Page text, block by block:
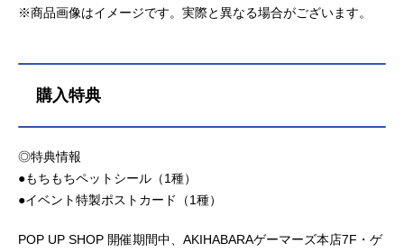
※商品画像はイメージです。実際と異なる場合がございます。
購入特典
◎特典情報
●もちもちペットシール（1種）
●イベント特製ポストカード（1種）
POP UP SHOP 開催期間中、AKIHABARAゲーマーズ本店7F・ゲ